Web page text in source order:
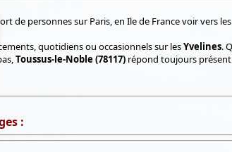
de personnes sur Paris, en Ile de France voir vers les
quotidiens ou occasionnels sur lesYvelines.
Toussus-le-Noble (78117)répond toujours
: